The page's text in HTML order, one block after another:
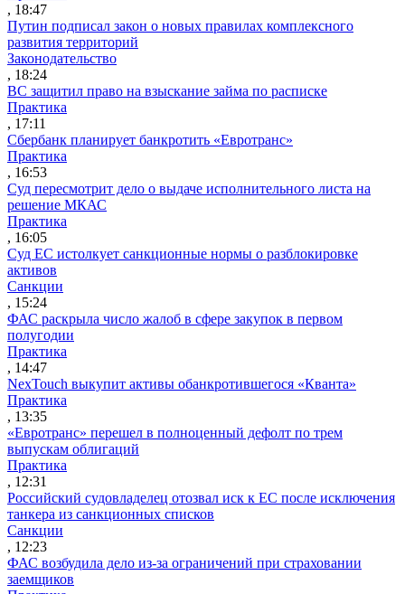
, 18:47
Путин подписал закон о новых правилах комплексного
развития территорий
Законодательство
, 18:24
ВС защитил право на взыскание займа по расписке
Практика
, 17:11
Сбербанк планирует банкротить «Евротранс»
Практика
, 16:53
Суд пересмотрит дело о выдаче исполнительного листа на
решение МКАС
Практика
, 16:05
Суд ЕС истолкует санкционные нормы о разблокировке
активов
Санкции
, 15:24
ФАС раскрыла число жалоб в сфере закупок в первом
полугодии
Практика
, 14:47
NexTouch выкупит активы обанкротившегося «Кванта»
Практика
, 13:35
«Евротранс» перешел в полноценный дефолт по трем
выпускам облигаций
Практика
, 12:31
Российский судовладелец отозвал иск к ЕС после исключения
танкера из санкционных списков
Санкции
, 12:23
ФАС возбудила дело из-за ограничений при страховании
заемщиков